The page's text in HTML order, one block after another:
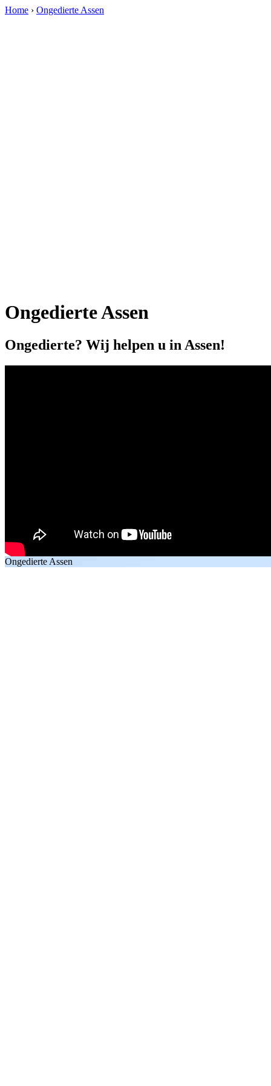
Home › Ongedierte Assen
Ongedierte Assen
Ongedierte? Wij helpen u in Assen!
Ongedierte Assen